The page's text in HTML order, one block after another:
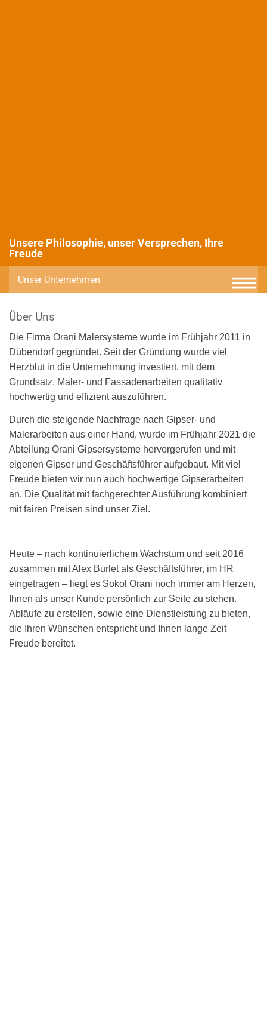
Unsere Philosophie, unser Versprechen, Ihre
Freude
Unser Unternehmen
Über Uns
Die Firma Orani Malersysteme wurde im Frühjahr 2011 in
Dübendorf gegründet. Seit der Gründung wurde viel
Herzblut in die Unternehmung investiert, mit dem
Grundsatz, Maler- und Fassadenarbeiten qualitativ
hochwertig und effizient auszuführen.
Durch die steigende Nachfrage nach Gipser- und
Malerarbeiten aus einer Hand, wurde im Frühjahr 2021 die
Abteilung Orani Gipsersysteme hervorgerufen und mit
eigenen Gipser und Geschäftsführer aufgebaut. Mit viel
Freude bieten wir nun auch hochwertige Gipserarbeiten
an. Die Qualität mit fachgerechter Ausführung kombiniert
mit fairen Preisen sind unser Ziel.
Heute – nach kontinuierlichem Wachstum und seit 2016
zusammen mit Alex Burlet als Geschäftsführer, im HR
eingetragen – liegt es Sokol Orani noch immer am Herzen,
Ihnen als unser Kunde persönlich zur Seite zu stehen.
Abläufe zu erstellen, sowie eine Dienstleistung zu bieten,
die Ihren Wünschen entspricht und Ihnen lange Zeit
Freude bereitet.